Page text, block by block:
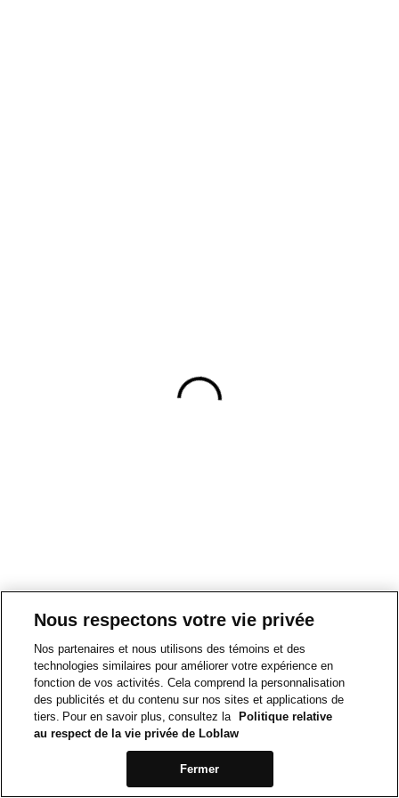
Nous respectons votre vie privée
Nos partenaires et nous utilisons des témoins et des
technologies similaires pour améliorer votre expérience en
fonction de vos activités. Cela comprend la personnalisation
des publicités et du contenu sur nos sites et applications de
tiers. Pour en savoir plus, consultez la
Politique relative
au respect de la vie privée de Loblaw
Fermer